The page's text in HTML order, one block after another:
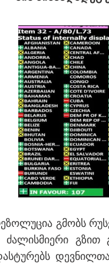
თბილისი - ანტალია
849.20 ლარიდან
გმობს
ძა­ლის­მი­ე­რი